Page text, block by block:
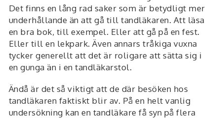
Det finns en lång rad saker som är betydligt mer
underhållande än att gå till tandläkaren. Att läsa
en bra bok, till exempel. Eller att gå på en fest.
Eller till en lekpark. Även annars tråkiga vuxna
tycker generellt att det är roligare att sätta sig i
en gunga än i en tandläkarstol.
Ändå är det så viktigt att de där besöken hos
tandläkaren faktiskt blir av. På en helt vanlig
undersökning kan en tandläkare få syn på flera